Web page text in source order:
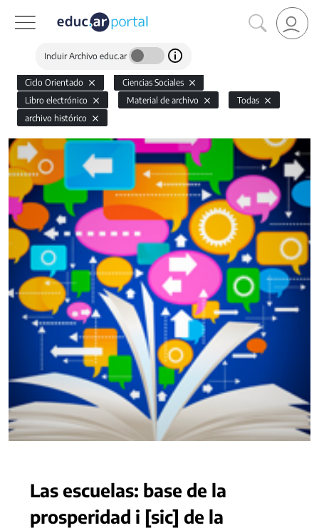
Incluir Archivo educ.ar
Ciclo Orientado
Ciencias Sociales
Libro electrónico
Material de archivo
Todas
archivo histórico
Las escuelas: base de la
prosperidad i [sic] de la